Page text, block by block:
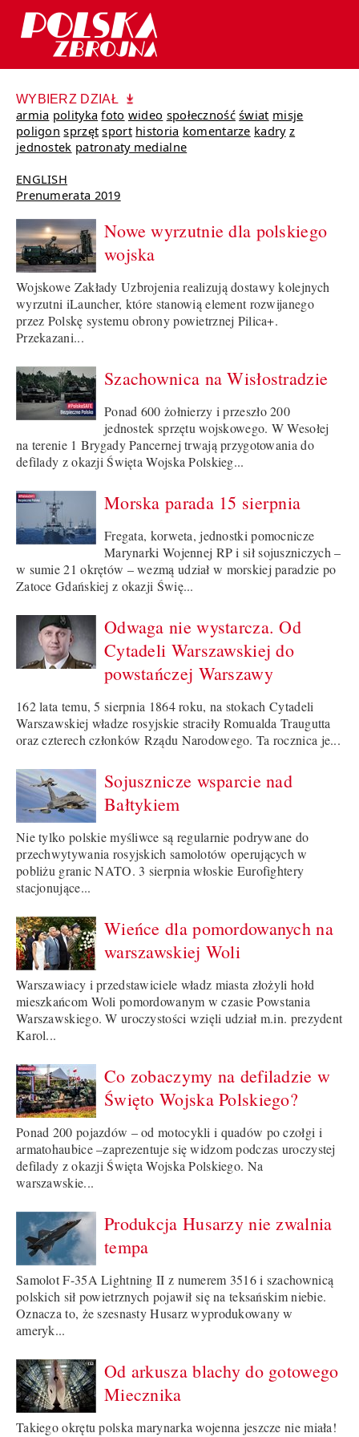
WYBIERZ DZIAŁ
armia polityka foto wideo społeczność świat misje
poligon sprzęt sport historia komentarze kadry z
jednostek patronaty medialne
ENGLISH
Prenumerata 2019
Nowe wyrzutnie dla polskiego
wojska
Wojskowe Zakłady Uzbrojenia realizują dostawy kolejnych
wyrzutni iLauncher, które stanowią element rozwijanego
przez Polskę systemu obrony powietrznej Pilica+.
Przekazani...
Szachownica na Wisłostradzie
Ponad 600 żołnierzy i przeszło 200
jednostek sprzętu wojskowego. W Wesołej
na terenie 1 Brygady Pancernej trwają przygotowania do
defilady z okazji Święta Wojska Polskieg...
Morska parada 15 sierpnia
Fregata, korweta, jednostki pomocnicze
Marynarki Wojennej RP i sił sojuszniczych –
w sumie 21 okrętów – wezmą udział w morskiej paradzie po
Zatoce Gdańskiej z okazji Świę...
Odwaga nie wystarcza. Od
Cytadeli Warszawskiej do
powstańczej Warszawy
162 lata temu, 5 sierpnia 1864 roku, na stokach Cytadeli
Warszawskiej władze rosyjskie straciły Romualda Traugutta
oraz czterech członków Rządu Narodowego. Ta rocznica je...
Sojusznicze wsparcie nad
Bałtykiem
Nie tylko polskie myśliwce są regularnie podrywane do
przechwytywania rosyjskich samolotów operujących w
pobliżu granic NATO. 3 sierpnia włoskie Eurofightery
stacjonujące...
Wieńce dla pomordowanych na
warszawskiej Woli
Warszawiacy i przedstawiciele władz miasta złożyli hołd
mieszkańcom Woli pomordowanym w czasie Powstania
Warszawskiego. W uroczystości wzięli udział m.in. prezydent
Karol...
Co zobaczymy na defiladzie w
Święto Wojska Polskiego?
Ponad 200 pojazdów – od motocykli i quadów po czołgi i
armatohaubice –zaprezentuje się widzom podczas uroczystej
defilady z okazji Święta Wojska Polskiego. Na
warszawskie...
Produkcja Husarzy nie zwalnia
tempa
Samolot F-35A Lightning II z numerem 3516 i szachownicą
polskich sił powietrznych pojawił się na teksańskim niebie.
Oznacza to, że szesnasty Husarz wyprodukowany w
ameryk...
Od arkusza blachy do gotowego
Miecznika
Takiego okrętu polska marynarka wojenna jeszcze nie miała!